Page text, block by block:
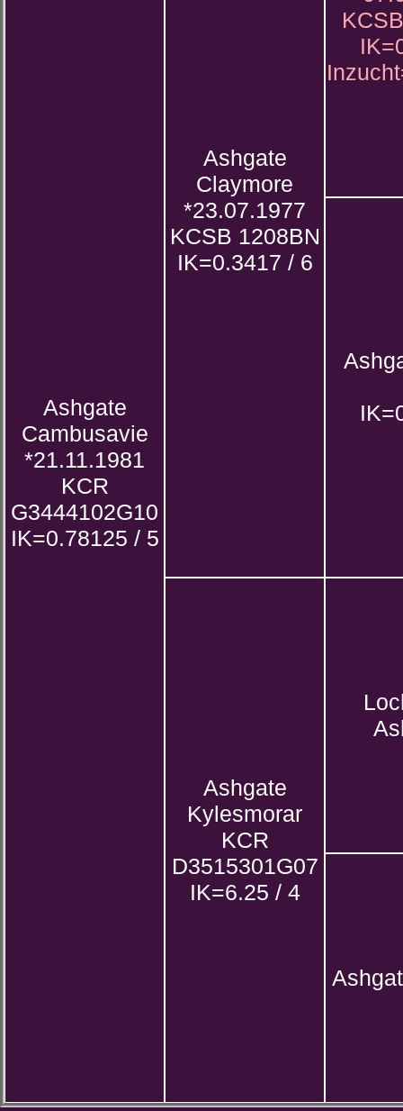
Ashgate
Cambusavie
*21.11.1981
KCR
G3444102G10
IK=0.78125 / 5
Ashgate
Claymore
*23.07.1977
KCSB 1208BN
IK=0.3417 / 6
Ashgate
Kylesmorar
KCR
D3515301G07
IK=6.25 / 4